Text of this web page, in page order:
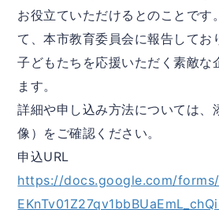
お役立ていただけるとのことです
て、本市教育委員会に報告してお
子どもたちを応援いただく素敵な
ます。
詳細や申し込み方法については、
像）をご確認ください。
申込URL
https://docs.google.com/forms/